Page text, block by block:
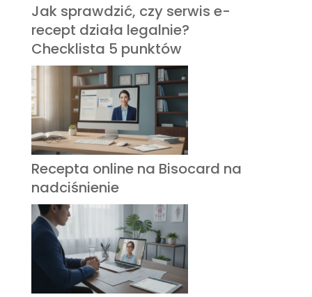
Jak sprawdzić, czy serwis e-
recept działa legalnie?
Checklista 5 punktów
Recepta online na Bisocard na
nadciśnienie